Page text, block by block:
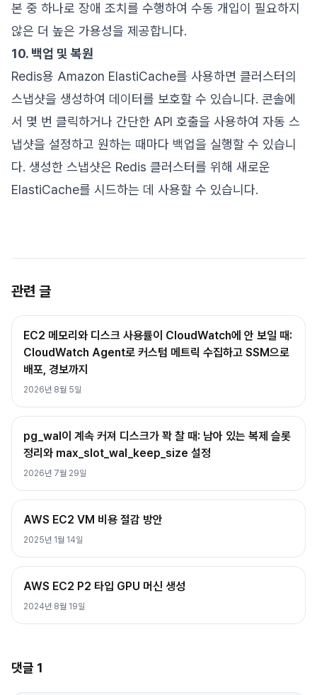
본 중 하나로 장애 조치를 수행하여 수동 개입이 필요하지
않은 더 높은 가용성을 제공합니다.
10. 백업 및 복원
Redis용 Amazon ElastiCache를 사용하면 클러스터의
스냅샷을 생성하여 데이터를 보호할 수 있습니다. 콘솔에
서 몇 번 클릭하거나 간단한 API 호출을 사용하여 자동 스
냅샷을 설정하고 원하는 때마다 백업을 실행할 수 있습니
다. 생성한 스냅샷은 Redis 클러스터를 위해 새로운
ElastiCache를 시드하는 데 사용할 수 있습니다.
관련 글
EC2 메모리와 디스크 사용률이 CloudWatch에 안 보일 때:
CloudWatch Agent로 커스텀 메트릭 수집하고 SSM으로
배포, 경보까지
2026년 8월 5일
pg_wal이 계속 커져 디스크가 꽉 찰 때: 남아 있는 복제 슬롯
정리와 max_slot_wal_keep_size 설정
2026년 7월 29일
AWS EC2 VM 비용 절감 방안
2025년 1월 14일
AWS EC2 P2 타입 GPU 머신 생성
2024년 8월 19일
댓글 1